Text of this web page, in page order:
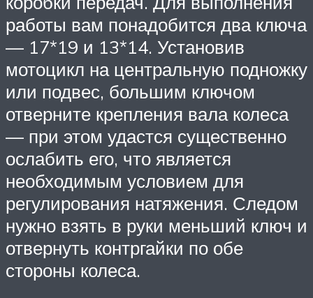
работы вам понадобится два ключа
— 17*19 и 13*14. Установив
мотоцикл на центральную подножку
или подвес, большим ключом
отверните крепления вала колеса
— при этом удастся существенно
ослабить его, что является
необходимым условием для
регулирования натяжения. Следом
нужно взять в руки меньший ключ и
отвернуть контргайки по обе
стороны колеса.